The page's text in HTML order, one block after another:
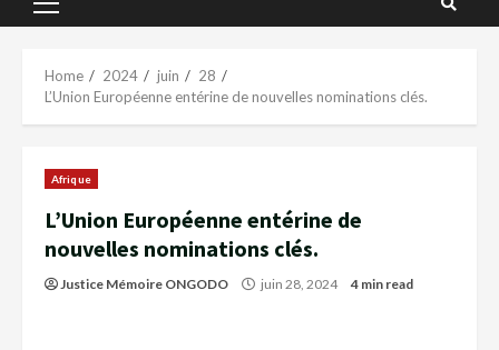
Home 2024 juin
28
L’Union Européenne entérine de nouvelles nominations clés.
Afrique
L’Union Européenne entérine de
nouvelles nominations clés.
Justice Mémoire ONGODO juin 28, 2024 4 min read